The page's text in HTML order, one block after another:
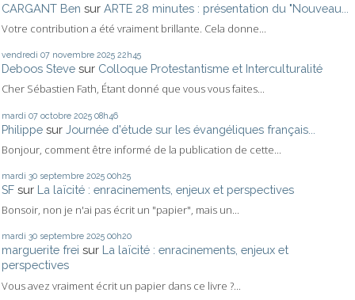
CARGANT Ben sur ARTE 28 minutes : présentation du "Nouveau...
Votre contribution a été vraiment brillante. Cela donne...
vendredi 07 novembre 2025 22h45
Deboos Steve sur Colloque Protestantisme et Interculturalité
Cher Sébastien Fath, Étant donné que vous vous faites...
mardi 07 octobre 2025 08h46
Philippe sur Journée d'étude sur les évangéliques français...
Bonjour, comment être informé de la publication de cette...
mardi 30 septembre 2025 00h25
SF sur La laïcité : enracinements, enjeux et perspectives
Bonsoir, non je n'ai pas écrit un "papier", mais un...
mardi 30 septembre 2025 00h20
marguerite frei sur La laïcité : enracinements, enjeux et
perspectives
Vous avez vraiment écrit un papier dans ce livre ?...